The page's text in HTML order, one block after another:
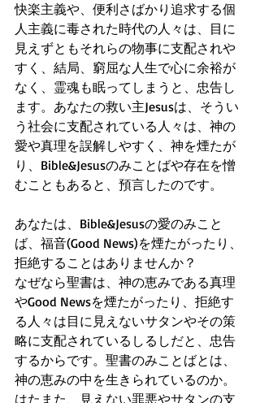
快楽主義や、便利さばかり追求する個
人主義に毒された時代の人々は、目に
見えずともそれらの物事に支配されや
すく、結局、窮屈な人生で心に余裕が
なく、霊魂も眠ってしまうと、忠告し
ます。あなたの救い主Jesusは、そうい
う社会に支配されている人々は、神の
愛や真理を誤解しやすく、神を煙たが
り、Bible&Jesusのみことばや存在を憎
むこともあると、預言したのです。
あなたは、Bible&Jesusの愛のみこと
ば、福音(Good News)を煙たがったり、
拒絶することはありませんか？
なぜなら聖書は、神の恵みである真理
やGood Newsを煙たがったり、拒絶す
る人々は目に見えないサタンやその策
略に支配されているしるしだと、忠告
するからです。聖書のみことばとは、
神の恵みの中を生きられているのか。
はたまた、見えない罪悪やサタンの支